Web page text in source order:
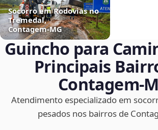
Socorro em Rodovias no
Tremedal,
Contagem‑MG
Guincho para
Principais
Atendimento especializado em
pesados nos bairros de